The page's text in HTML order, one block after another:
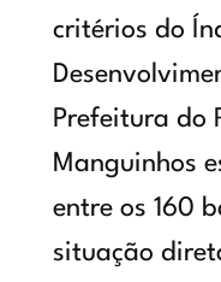
critérios do
Prefeitura do
Manguinhos
entre os 160
situação